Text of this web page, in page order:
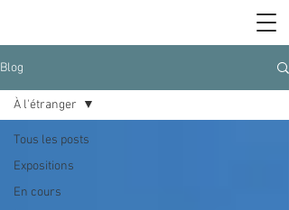
Blog
Tous les posts
Expositions
En cours
À l'étranger